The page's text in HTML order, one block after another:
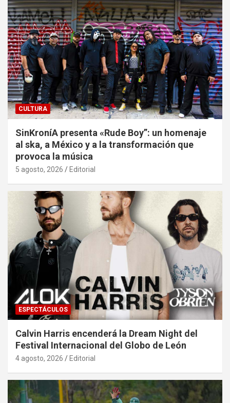
CULTURA
SinKroníA presenta «Rude Boy”: un homenaje
al ska, a México y a la transformación que
provoca la música
5 agosto, 2026 Editorial
ESPECTÁCULOS
Calvin Harris encenderá la Dream Night del
Festival Internacional del Globo de León
4 agosto, 2026 Editorial